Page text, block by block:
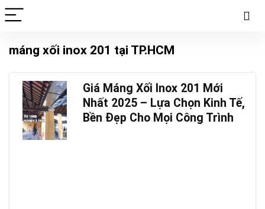
máng xối inox 201 tại TP.HCM
Giá Máng Xối Inox 201 Mới
Nhất 2025 – Lựa Chọn Kinh Tế,
Bền Đẹp Cho Mọi Công Trình